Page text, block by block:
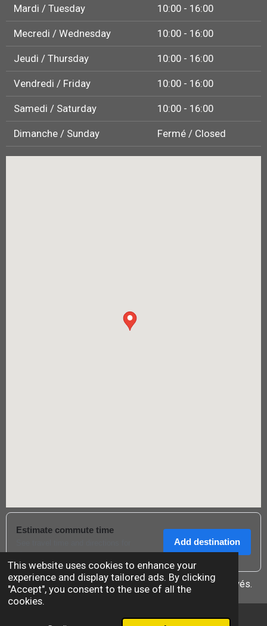
This website uses cookies to enhance your
experience and display tailored ads. By clicking
"Accept", you consent to the use of all the
cookies.
Mardi / Tuesday 10:00 - 16:00
Mecredi / Wednesday 10:00 - 16:00
Jeudi / Thursday 10:00 - 16:00
Vendredi / Friday 10:00 - 16:00
Samedi / Saturday 10:00 - 16:00
Dimanche / Sunday Fermé / Closed
Copyright © 2026Viva Volt Scooter- Tous droits réservés.